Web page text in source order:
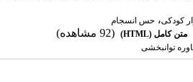
کودکی، حس انسجام
متن کامل (HTML)
(92 مشاهده)
توانبخشی